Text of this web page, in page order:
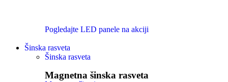
Pogledajte LED panele na akciji
Šinska rasveta
Šinska rasveta
Magnetna šinska rasveta